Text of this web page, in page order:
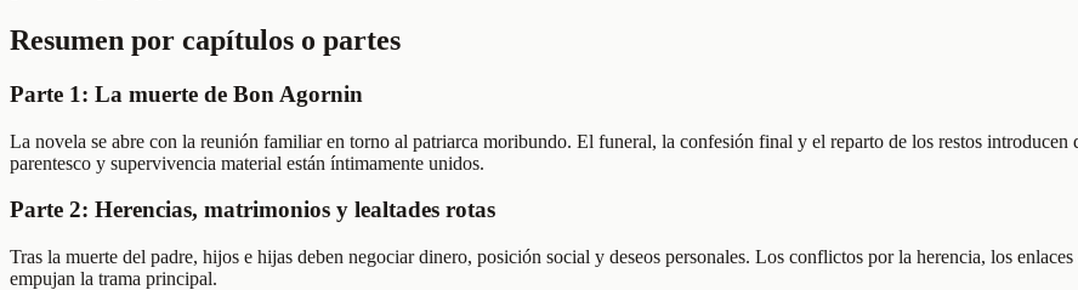
Resumen por capítulos o partes
Parte 1: La muerte de Bon Agornin
La novela se abre con la reunión familiar en torno al patriarca moribundo. El funeral, la confesión final y el reparto de los restos
parentesco y supervivencia material están íntimamente unidos.
Parte 2: Herencias, matrimonios y lealtades rotas
Tras la muerte del padre, hijos e hijas deben negociar dinero, posición social y deseos personales. Los conflictos por la herencia, los
empujan la trama principal.